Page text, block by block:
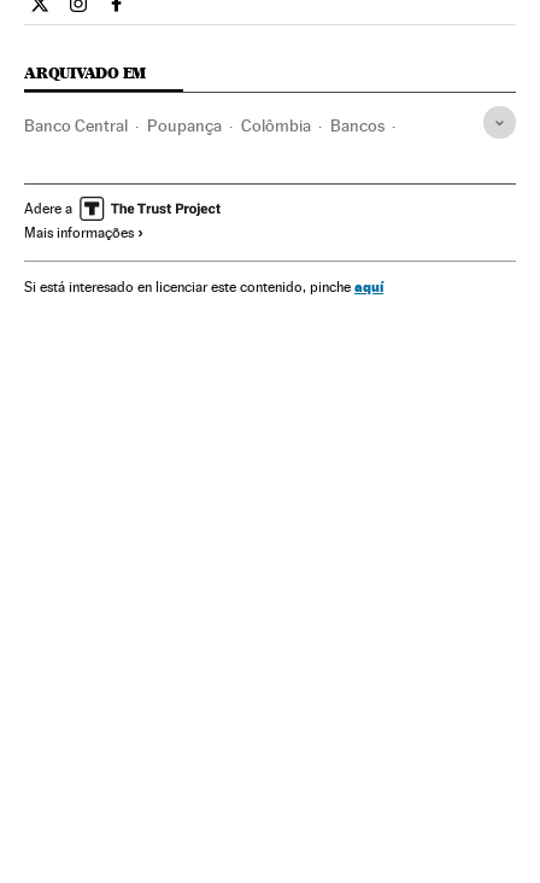
Internacional El País Brasil en Twitter
Internacional El País Brasil en Instagram
Internacional El País Brasil en Facebook
ARQUIVADO EM
Banco Central Poupança Colômbia Bancos
Medios de pago Empresas
Finanças
Termómetro económico y social de América
Adere a
Mais informações
Si está interesado en licenciar este contenido, pinche aquí